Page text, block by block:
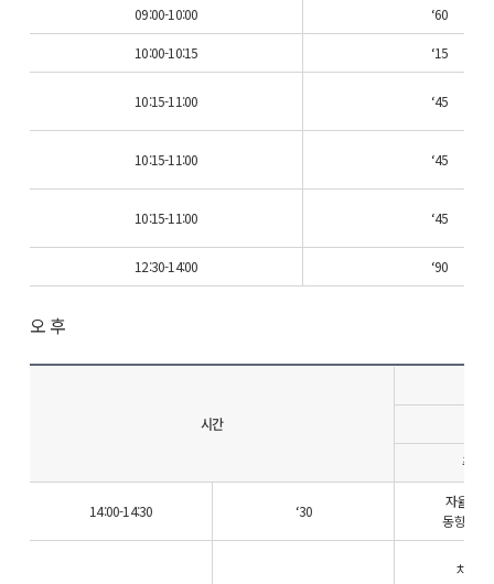
09:00-10:00 ‘60
10:00-10:15 ‘15
10:15-11:00 ‘45
10:15-11:00 ‘45
10:15-11:00 ‘45
12:30-14:00 ‘90
오 후
시간
주요
14:00-14:30 ‘30
자율주행
동향 및
차량